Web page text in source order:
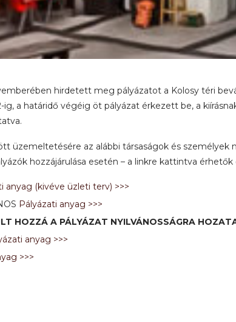
hirdetett meg pályázatot a Kolosy téri
ig, a határidő végéig öt pályázat érkezett be, a
üzemeltetésére az alábbi társaságok és személyek
hozzájárulása esetén – a linkre kattintva érhetők
anyag (kivéve üzleti terv) >>>
Pályázati anyag >>>
HOZZÁ A PÁLYÁZAT NYILVÁNOSSÁGRA
anyag >>>
>>>